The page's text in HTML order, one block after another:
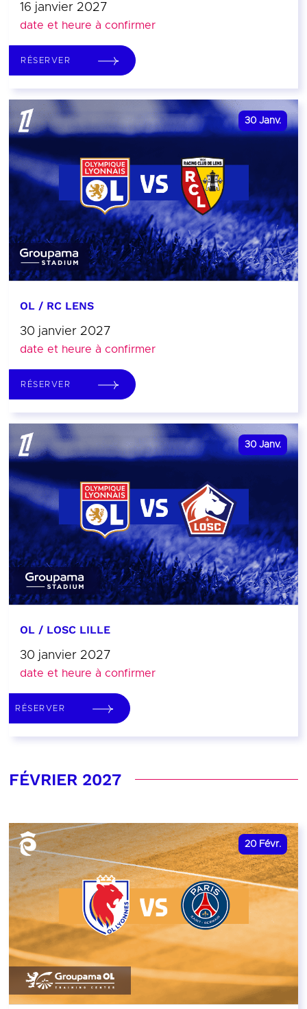
16 janvier 2027
date et heure à confirmer
RÉSERVER
30 Janv.
OL / RC LENS
30 janvier 2027
date et heure à confirmer
RÉSERVER
30 Janv.
OL / LOSC LILLE
30 janvier 2027
date et heure à confirmer
RÉSERVER
FÉVRIER 2027
20 Févr.